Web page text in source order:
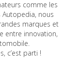
comme les
Autopedia, nous
marques et
entre innovation,
c’est parti !